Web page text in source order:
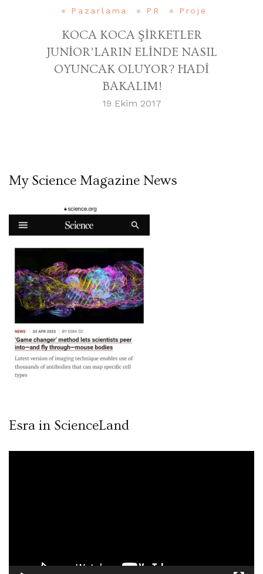
Pazarlama
PR Proje
KOCA KOCA ŞİRKETLER
JUNİOR’LARIN ELİNDE NASIL
OYUNCAK OLUYOR? HADİ
BAKALIM!
19 Ekim 2017
My Science Magazine News
Esra in ScienceLand